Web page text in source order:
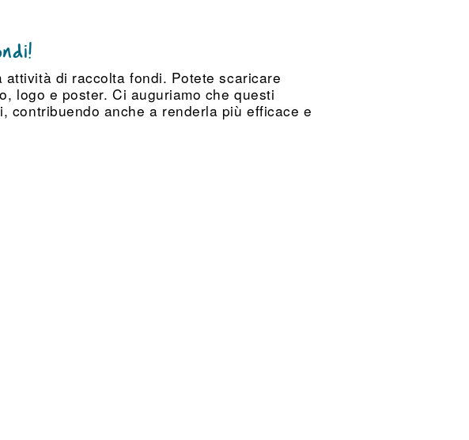
di raccolta fondi. Potete scaricare
logo e poster. Ci auguriamo che questi
contribuendo anche a renderla più efficace e